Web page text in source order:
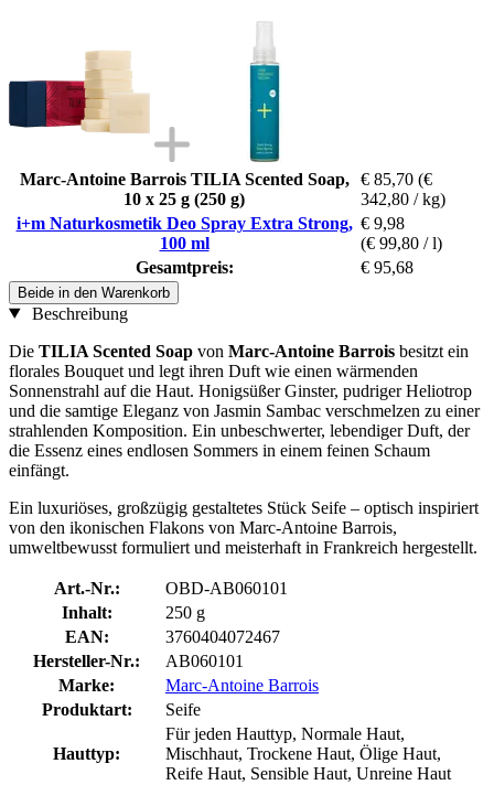
Marc-Antoine Barrois TILIA Scented Soap,
10 x 25 g (250 g)
€ 85,70 (€
342,80 / kg)
i+m Naturkosmetik Deo Spray Extra Strong,
100 ml
€ 9,98
(€ 99,80 / l)
Gesamtpreis:
€ 95,68
Beide in den Warenkorb
Beschreibung
Die TILIA Scented Soap von Marc-Antoine Barrois besitzt ein
florales Bouquet und legt ihren Duft wie einen wärmenden
Sonnenstrahl auf die Haut. Honigsüßer Ginster, pudriger Heliotrop
und die samtige Eleganz von Jasmin Sambac verschmelzen zu einer
strahlenden Komposition. Ein unbeschwerter, lebendiger Duft, der
die Essenz eines endlosen Sommers in einem feinen Schaum
einfängt.
Ein luxuriöses, großzügig gestaltetes Stück Seife – optisch inspiriert
von den ikonischen Flakons von Marc-Antoine Barrois,
umweltbewusst formuliert und meisterhaft in Frankreich hergestellt.
Art.-Nr.:
OBD-AB060101
Inhalt:
250 g
EAN:
3760404072467
Hersteller-Nr.:
AB060101
Marke:
Marc-Antoine Barrois
Produktart:
Seife
Hauttyp:
Für jeden Hauttyp, Normale Haut,
Mischhaut, Trockene Haut, Ölige Haut,
Reife Haut, Sensible Haut, Unreine Haut